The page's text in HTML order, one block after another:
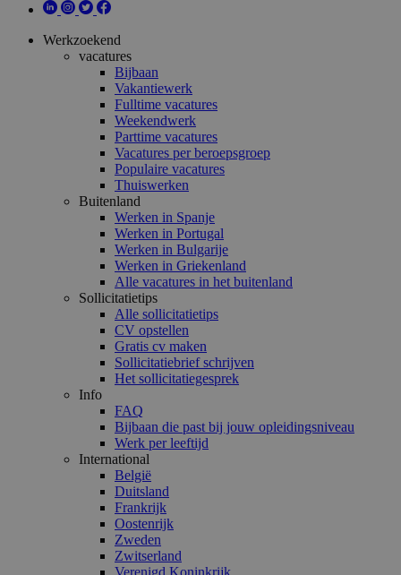
Werkzoekend
vacatures
Bijbaan
Vakantiewerk
Fulltime vacatures
Weekendwerk
Parttime vacatures
Vacatures per beroepsgroep
Populaire vacatures
Thuiswerken
Buitenland
Werken in Spanje
Werken in Portugal
Werken in Bulgarije
Werken in Griekenland
Alle vacatures in het buitenland
Sollicitatietips
Alle sollicitatietips
CV opstellen
Gratis cv maken
Sollicitatiebrief schrijven
Het sollicitatiegesprek
Info
FAQ
Bijbaan die past bij jouw opleidingsniveau
Werk per leeftijd
International
België
Duitsland
Frankrijk
Oostenrijk
Zweden
Zwitserland
Verenigd Koninkrijk